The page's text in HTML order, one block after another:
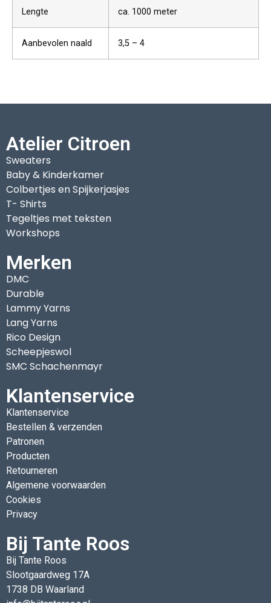
Lengte ca. 1000 meter
Aanbevolen naald 3,5 – 4
Atelier Citroen
Sweaters
Baby & Kinderkamer
Colbertjes en Spijkerjasjes
T- Shirts
Tegeltjes met teksten
Workshops
Merken
DMC
Durable
Lammy Yarns
Lang Yarns
Rico Design
Scheepjeswol
SMC Schachenmayr
Klantenservice
Klantenservice
Bestellen & verzenden
Patronen
Producten
Retourneren
Algemene voorwaarden
Cookies
Privacy
Bij Tante Roos
Bij Tante Roos
Slootgaardweg 17A
1738 DB Waarland